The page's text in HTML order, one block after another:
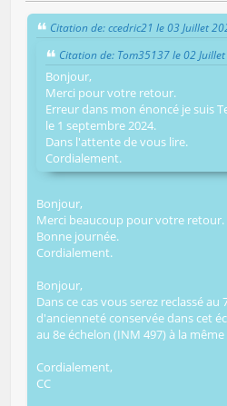
Citation de: ccedric21 le 03 Juillet
Citation de: Tom35137 le 02
Bonjour,
Merci pour votre retour.
Erreur dans mon énoncé je suis
le 1 septembre 2024.
Dans l'attente de vous lire.
Cordialement.
Bonjour,
Merci beaucoup pour votre retour.
Bonne journée.
Cordialement.
Bonjour,
Dans ce cas vous serez reclassé au
d'ancienneté conservée dans cet
au 8e échelon (INM 497) à la
Cordialement,
CC